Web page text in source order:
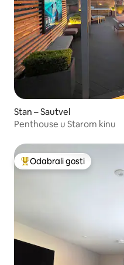
Stan – Sautvel
Penthouse u Starom kinu
Među najviše rangiranima
Odabrali gosti